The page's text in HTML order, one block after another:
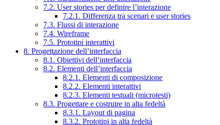
7.2. User stories per definire l’interazione
7.2.1. Differenza tra scenari e user stories
7.3. Flussi di interazione
7.4. Wireframe
7.5. Prototipi interattivi
8. Progettazione dell’interfaccia
8.1. Obiettivi dell’interfaccia
8.2. Elementi dell’interfaccia
8.2.1. Elementi di composizione
8.2.2. Elementi interattivi
8.2.3. Elementi testuali (microtesti)
8.3. Progettare e costruire in alta fedeltà
8.3.1. Layout di pagina
8.3.2. Prototipi in alta fedeltà